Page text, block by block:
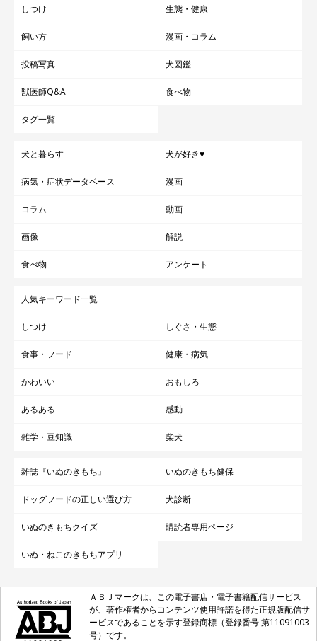
しつけ 生態・健康
飼い方 漫画・コラム
投稿写真 犬図鑑
獣医師Q&A 食べ物
タグ一覧
犬と暮らす 犬が好き♥
病気・症状データベース 漫画
コラム 動画
画像 解説
食べ物 アンケート
人気キーワード一覧
しつけ しぐさ・生態
食事・フード 健康・病気
かわいい おもしろ
あるある 感動
雑学・豆知識 柴犬
雑誌『いぬのきもち』 いぬのきもち健保
ドッグフードの正しい選び方 犬診断
いぬのきもちクイズ 購読者専用ページ
いぬ・ねこのきもちアプリ
ＡＢＪマークは、この電子書店・電子書籍配信サービス
が、著作権者からコンテンツ使用許諾を得た正規版配信サ
ービスであることを示す登録商標（登録番号 第11091003
号）です。